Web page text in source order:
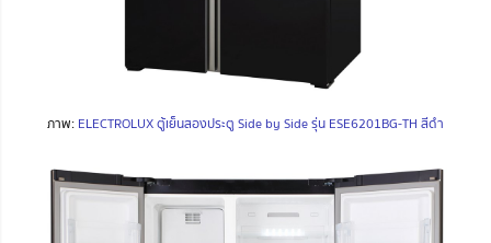
ภาพ: ELECTROLUX ตู้เย็นสองประตู Side by Side รุ่น ESE6201BG-TH สีดำ